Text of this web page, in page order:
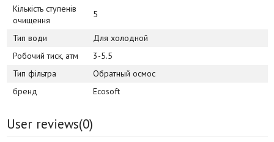
Кількість ступенів
очищення
5
Тип води
Для холодной
Робочий тиск, атм
3-5.5
Тип фільтра
Обратный осмос
бренд
Ecosoft
User reviews(0)